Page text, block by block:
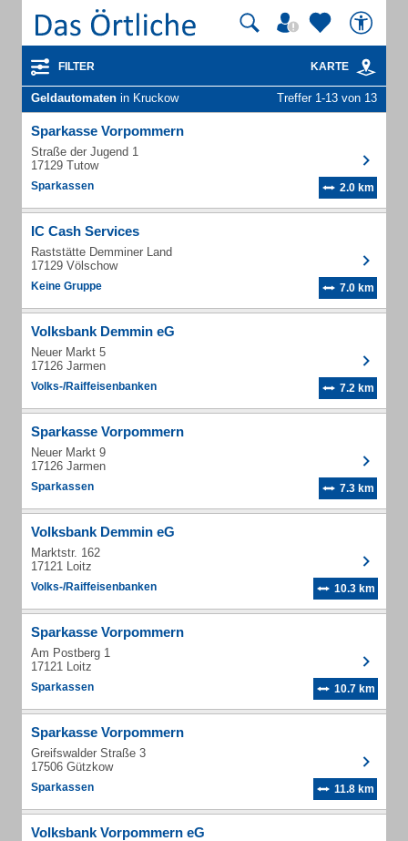
FILTER KARTE
Geldautomaten in Kruckow Treffer 1-13 von 13
Sparkasse Vorpommern
Straße der Jugend 1
17129 Tutow
Sparkassen 2.0 km
IC Cash Services
Raststätte Demminer Land
17129 Völschow
Keine Gruppe 7.0 km
Volksbank Demmin eG
Neuer Markt 5
17126 Jarmen
Volks-/Raiffeisenbanken 7.2 km
Sparkasse Vorpommern
Neuer Markt 9
17126 Jarmen
Sparkassen 7.3 km
Volksbank Demmin eG
Marktstr. 162
17121 Loitz
Volks-/Raiffeisenbanken 10.3 km
Sparkasse Vorpommern
Am Postberg 1
17121 Loitz
Sparkassen 10.7 km
Sparkasse Vorpommern
Greifswalder Straße 3
17506 Gützkow
Sparkassen 11.8 km
Volksbank Vorpommern eG